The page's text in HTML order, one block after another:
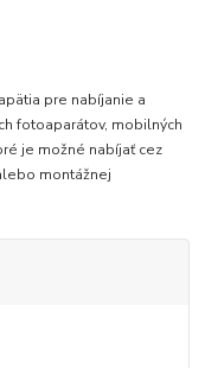
pre nabíjanie a
fotoaparátov, mobilných
je možné nabíjať cez
montážnej